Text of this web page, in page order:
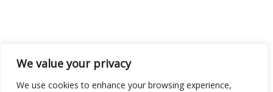
We value your privacy
We use cookies to enhance your browsing experience,